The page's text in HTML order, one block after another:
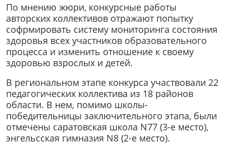
По мнению жюри, конкурсные работы
авторских коллективов отражают попытку
софрмировать систему мониторинга состояния
здоровья всех участников образовательного
процесса и изменить отношение к своему
здоровью взрослых и детей.
В региональном этапе конкурса участвовали 22
педагогических коллектива из 18 районов
области. В нем, помимо школы-
победительницы заключительного этапа, были
отмечены саратовская школа N77 (3-е место),
энгельсская гимназия N8 (2-е место).